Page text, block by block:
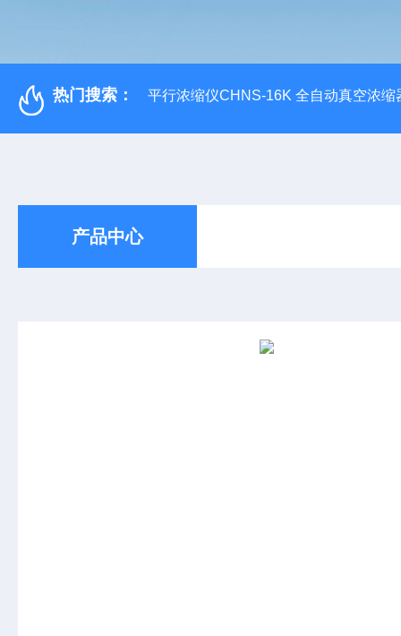
热门搜索： 平行浓缩仪CHNS-16K 全自动真空浓缩
产品中心